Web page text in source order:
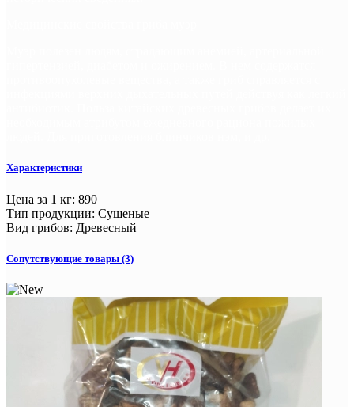
Характеристики
Цена за 1 кг: 890
Тип продукции: Сушеные
Вид грибов: Древесный
Сопутствующие товары (3)